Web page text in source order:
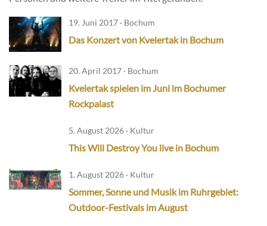
19. Juni 2017 · Bochum
Das Konzert von Kvelertak in Bochum
20. April 2017 · Bochum
Kvelertak spielen im Juni im Bochumer
Rockpalast
5. August 2026 · Kultur
This Will Destroy You live in Bochum
1. August 2026 · Kultur
Sommer, Sonne und Musik im Ruhrgebiet:
Outdoor-Festivals im August